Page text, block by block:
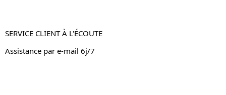
SERVICE CLIENT À L'ÉCOUTE
Assistance par e-mail 6j/7